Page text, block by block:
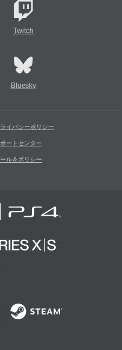
Twitch
Bluesky
イバシーポリシー
ートセンター
ル＆ポリシー